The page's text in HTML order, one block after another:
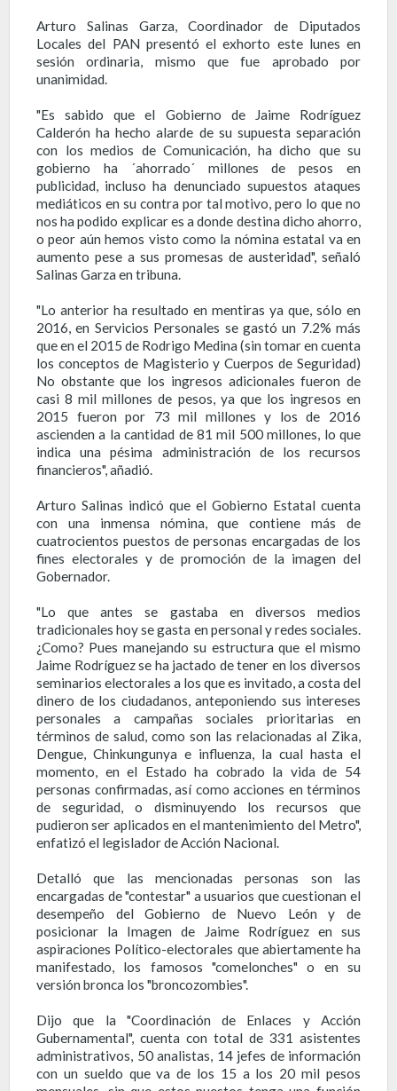
Arturo Salinas Garza, Coordinador de Diputados
Locales del PAN presentó el exhorto este lunes en
sesión ordinaria, mismo que fue aprobado por
unanimidad.
"Es sabido que el Gobierno de Jaime Rodríguez
Calderón ha hecho alarde de su supuesta separación
con los medios de Comunicación, ha dicho que su
gobierno ha ´ahorrado´ millones de pesos en
publicidad, incluso ha denunciado supuestos ataques
mediáticos en su contra por tal motivo, pero lo que no
nos ha podido explicar es a donde destina dicho ahorro,
o peor aún hemos visto como la nómina estatal va en
aumento pese a sus promesas de austeridad", señaló
Salinas Garza en tribuna.
"Lo anterior ha resultado en mentiras ya que, sólo en
2016, en Servicios Personales se gastó un 7.2% más
que en el 2015 de Rodrigo Medina (sin tomar en cuenta
los conceptos de Magisterio y Cuerpos de Seguridad)
No obstante que los ingresos adicionales fueron de
casi 8 mil millones de pesos, ya que los ingresos en
2015 fueron por 73 mil millones y los de 2016
ascienden a la cantidad de 81 mil 500 millones, lo que
indica una pésima administración de los recursos
financieros", añadió.
Arturo Salinas indicó que el Gobierno Estatal cuenta
con una inmensa nómina, que contiene más de
cuatrocientos puestos de personas encargadas de los
fines electorales y de promoción de la imagen del
Gobernador.
"Lo que antes se gastaba en diversos medios
tradicionales hoy se gasta en personal y redes sociales.
¿Como? Pues manejando su estructura que el mismo
Jaime Rodríguez se ha jactado de tener en los diversos
seminarios electorales a los que es invitado, a costa del
dinero de los ciudadanos, anteponiendo sus intereses
personales a campañas sociales prioritarias en
términos de salud, como son las relacionadas al Zika,
Dengue, Chinkungunya e influenza, la cual hasta el
momento, en el Estado ha cobrado la vida de 54
personas confirmadas, así como acciones en términos
de seguridad, o disminuyendo los recursos que
pudieron ser aplicados en el mantenimiento del Metro",
enfatizó el legislador de Acción Nacional.
Detalló que las mencionadas personas son las
encargadas de "contestar" a usuarios que cuestionan el
desempeño del Gobierno de Nuevo León y de
posicionar la Imagen de Jaime Rodríguez en sus
aspiraciones Político-electorales que abiertamente ha
manifestado, los famosos "comelonches" o en su
versión bronca los "broncozombies".
Dijo que la "Coordinación de Enlaces y Acción
Gubernamental", cuenta con total de 331 asistentes
administrativos, 50 analistas, 14 jefes de información
con un sueldo que va de los 15 a los 20 mil pesos